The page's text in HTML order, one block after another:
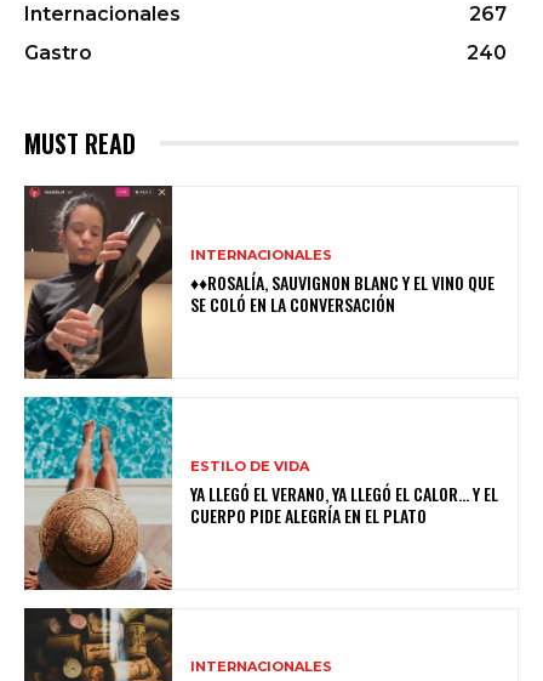
Internacionales
267
Gastro
240
MUST READ
INTERNACIONALES
♦♦ROSALÍA, SAUVIGNON BLANC Y EL VINO QUE
SE COLÓ EN LA CONVERSACIÓN
ESTILO DE VIDA
YA LLEGÓ EL VERANO, YA LLEGÓ EL CALOR… Y EL
CUERPO PIDE ALEGRÍA EN EL PLATO
INTERNACIONALES